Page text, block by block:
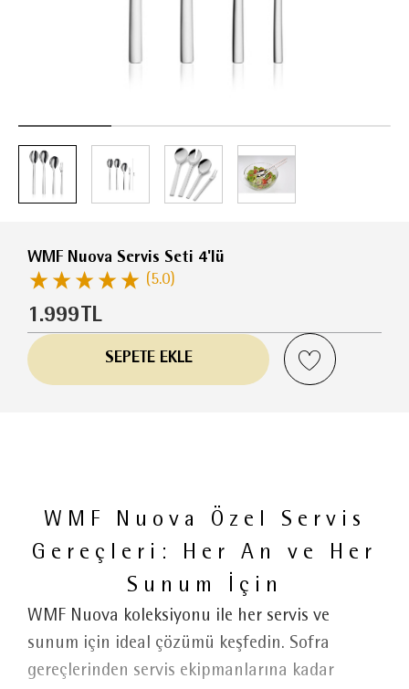
WMF Nuova Servis Seti 4'lü
(5.0)
1.999 TL
SEPETE EKLE
WMF Nuova Özel Servis
Gereçleri: Her An ve Her
Sunum İçin
WMF Nuova koleksiyonu ile her servis ve
sunum için ideal çözümü keşfedin. Sofra
gereçlerinden servis ekipmanlarına kadar